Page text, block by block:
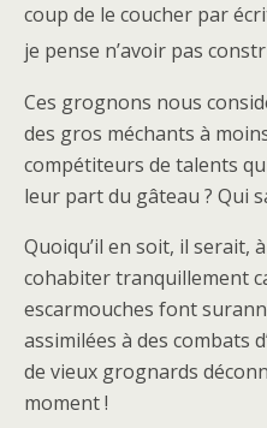
coup de le coucher par
je pense n’avoir pas
Ces grognons nous
des gros méchants à
compétiteurs de talents
leur part du gâteau ? Qui
Quoiqu’il en soit, il serait,
cohabiter tranquillement
escarmouches font
assimilées à des combats
de vieux grognards
moment !